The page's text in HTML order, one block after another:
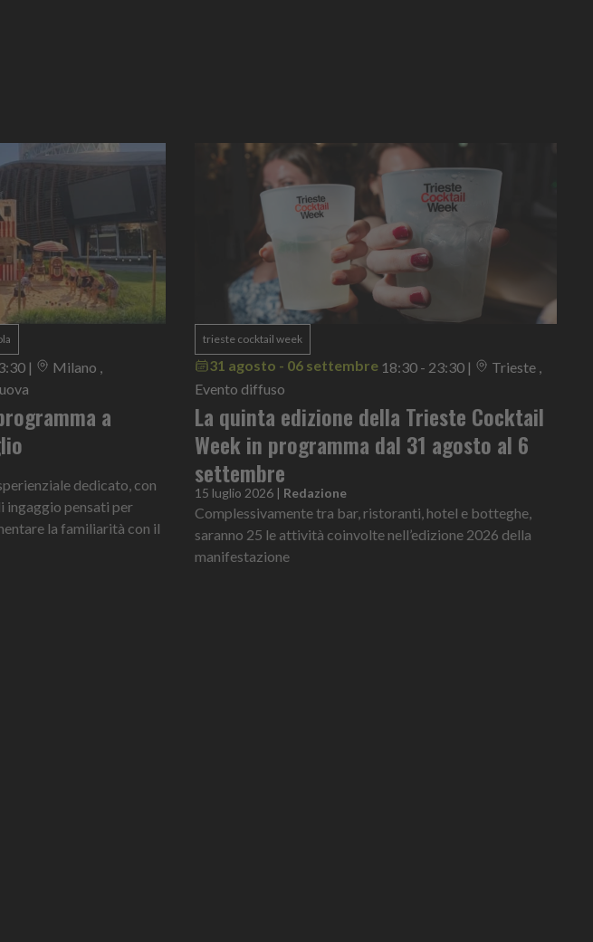
|
Milano ,
a
dedicato, con
ingaggio pensati per
la familiarità con il
trieste cocktail week
31 agosto - 06 settembre 18:30 - 23:30 |
Trieste ,
Evento diffuso
La quinta edizione della Trieste Cocktail
Week in programma dal 31 agosto al 6
settembre
15 luglio 2026 | Redazione
Complessivamente tra bar, ristoranti, hotel e botteghe,
saranno 25 le attività coinvolte nell’edizione 2026 della
manifestazione